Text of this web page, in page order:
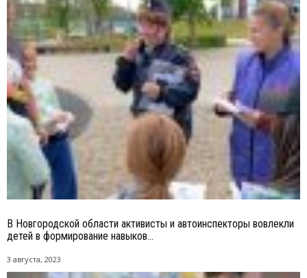
В Новгородской области активисты и автоинспекторы вовлекли
детей в формирование навыков...
3 августа, 2023